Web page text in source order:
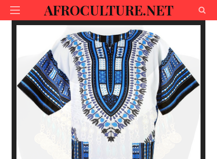
AFROCULTURE.NET